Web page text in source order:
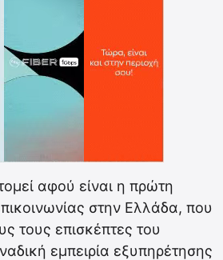
αφού είναι η πρώτη
στην Ελλάδα, που
τους επισκέπτες του
εμπειρία εξυπηρέτησης